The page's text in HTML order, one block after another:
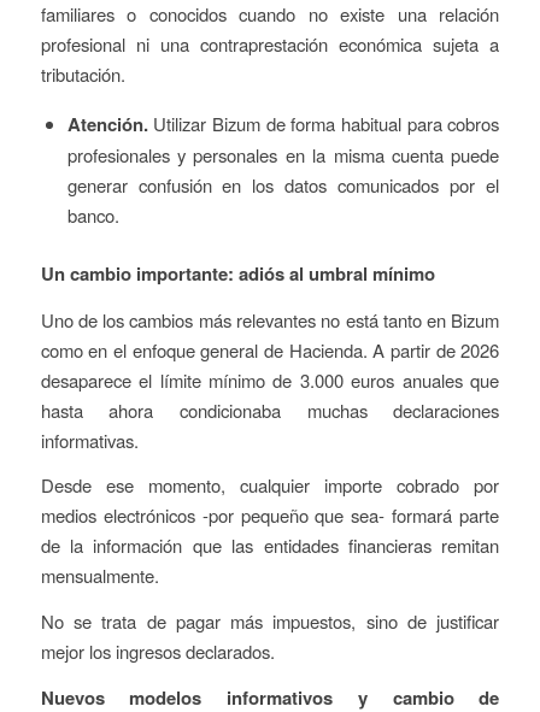
familiares o conocidos cuando no existe una relación
profesional ni una contraprestación económica sujeta a
tributación.
Atención.Utilizar Bizum de forma habitual para cobros
profesionales y personales en la misma cuenta puede
generar confusión en los datos comunicados por el
banco.
Un cambio importante: adiós al umbral mínimo
Uno de los cambios más relevantes no está tanto en Bizum
como en el enfoque general de Hacienda. A partir de 2026
desaparece el límite mínimo de 3.000 euros anuales que
hasta ahora condicionaba muchas declaraciones
informativas.
Desde ese momento, cualquier importe cobrado por
medios electrónicos -por pequeño que sea- formará parte
de la información que las entidades financieras remitan
mensualmente.
No se trata de pagar más impuestos, sino de justificar
mejor los ingresos declarados.
Nuevos modelos informativos y cambio de